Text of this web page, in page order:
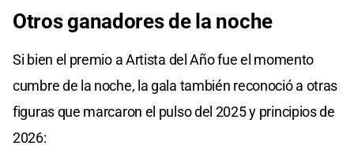
Otros ganadores de la noche
Si bien el premio a Artista del Año fue el momento
cumbre de la noche, la gala también reconoció a otras
figuras que marcaron el pulso del 2025 y principios de
2026: